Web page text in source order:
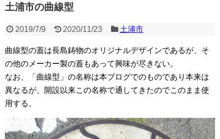
土浦市の曲線型
2019/7/9 2020/11/23 土浦市
曲線型の蓋は長島鋳物のオリジナルデザインであるが、そ
の他のメーカー製の蓋もあって興味が尽きない。
なお、「曲線型」の名称は本ブログでのものであり本来は
異なるが、開設以来この名称で通してきたのでこのまま使
用する。